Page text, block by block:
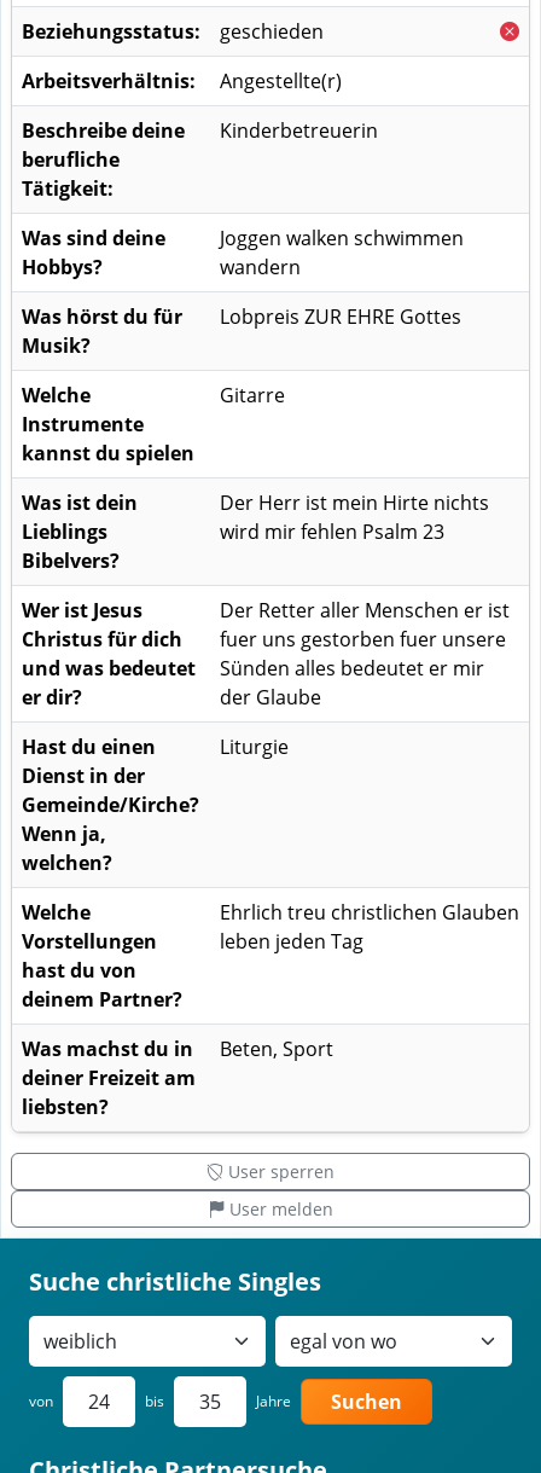
Beziehungsstatus:
geschieden
Arbeitsverhältnis:
Angestellte(r)
Beschreibe deine
berufliche
Tätigkeit:
Kinderbetreuerin
Was sind deine
Hobbys?
Joggen walken schwimmen
wandern
Was hörst du für
Musik?
Lobpreis ZUR EHRE Gottes
Welche
Instrumente
kannst du spielen
Gitarre
Was ist dein
Lieblings
Bibelvers?
Der Herr ist mein Hirte nichts
wird mir fehlen Psalm 23
Wer ist Jesus
Christus für dich
und was bedeutet
er dir?
Der Retter aller Menschen er ist
fuer uns gestorben fuer unsere
Sünden alles bedeutet er mir
der Glaube
Hast du einen
Dienst in der
Gemeinde/Kirche?
Wenn ja,
welchen?
Liturgie
Welche
Vorstellungen
hast du von
deinem Partner?
Ehrlich treu christlichen Glauben
leben jeden Tag
Was machst du in
deiner Freizeit am
liebsten?
Beten, Sport
User sperren
User melden
Suche christliche Singles
von bis Jahre Suchen